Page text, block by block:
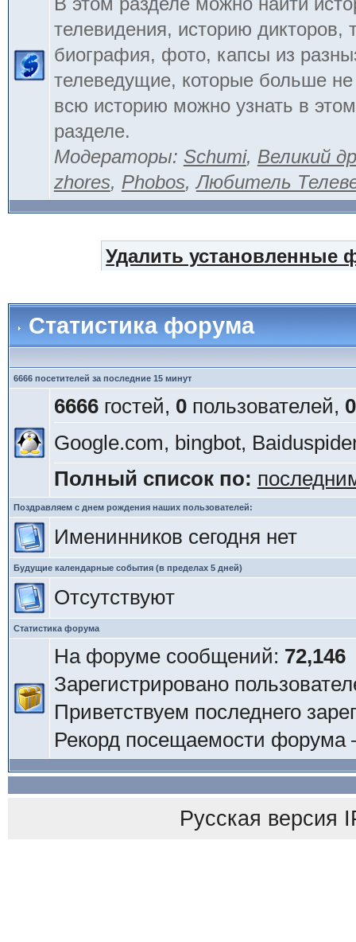
телевидения, историю дикторов,
биография, фото, капсы из
телеведущие, которые больше
всю историю можно узнать в
разделе.
Модераторы: Schumi, Великий
zhores, Phobos,Любитель
Удалить установленные
Статистика форума
6666 посетителей за последние 15 минут
6666гостей, 0пользователей, 0
Google.com, bingbot,
Полный список по:
Поздравляем с днем рождения наших пользователей:
Именинников сегодня нет
Будущие календарные события (в пределах 5 дней)
Отсутствуют
Статистика форума
На форуме сообщений: 72,146
Зарегистрировано
Приветствуем последнего
Рекорд посещаемости
Русская версия